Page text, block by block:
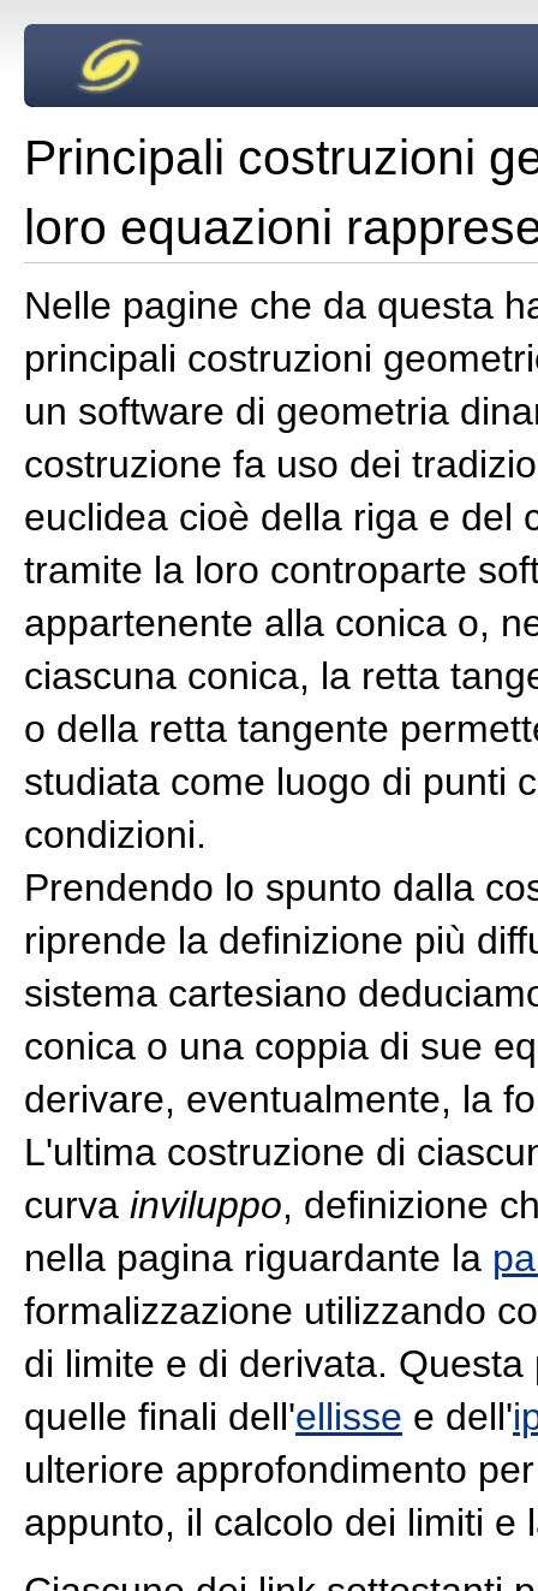
Principali costruzioni
loro equazioni
Nelle pagine che da questa
principali costruzioni
un software di geometria
costruzione fa uso dei
euclidea cioè della riga e del
tramite la loro controparte
appartenente alla conica o,
ciascuna conica, la retta
o della retta tangente
studiata come luogo di punti
condizioni.
Prendendo lo spunto dalla
riprende la definizione più
sistema cartesiano
conica o una coppia di sue
derivare, eventualmente, la
L'ultima costruzione di
curva inviluppo, definizione
nella pagina riguardante la
formalizzazione utilizzando
di limite e di derivata.
quelle finali dell'ellisse e dell'
ulteriore approfondimento
appunto, il calcolo dei limiti e